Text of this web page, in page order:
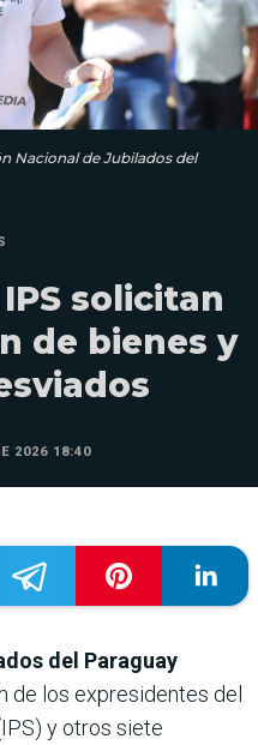
Nacional de Jubilados del
solicitan
de bienes y
2026 18:40
del Paraguay
de los expresidentes del
y otros siete